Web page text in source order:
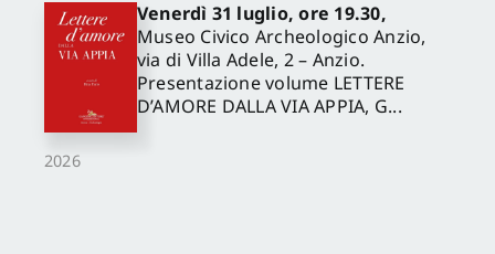
2026
Venerdì 31 luglio, ore 19.30,
Museo Civico Archeologico Anzio,
via di Villa Adele, 2 – Anzio.
Presentazione volume LETTERE
D’AMORE DALLA VIA APPIA, G...